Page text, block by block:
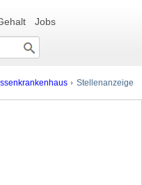
Jobs
Stellenanzeige